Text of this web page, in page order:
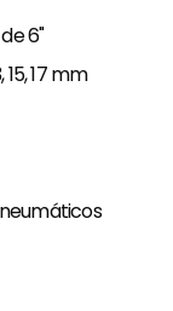
6"
15, 17 mm